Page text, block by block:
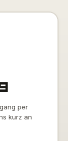
per
kurz an